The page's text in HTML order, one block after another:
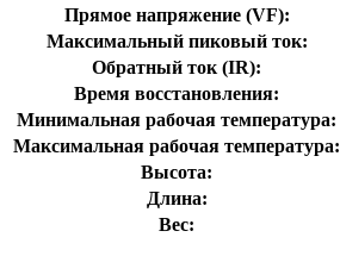
Прямое напряжение (VF):
Максимальный пиковый ток:
Обратный ток (IR):
Время восстановления:
Минимальная рабочая температура:
Максимальная рабочая температура:
Высота:
Длина:
Вес: